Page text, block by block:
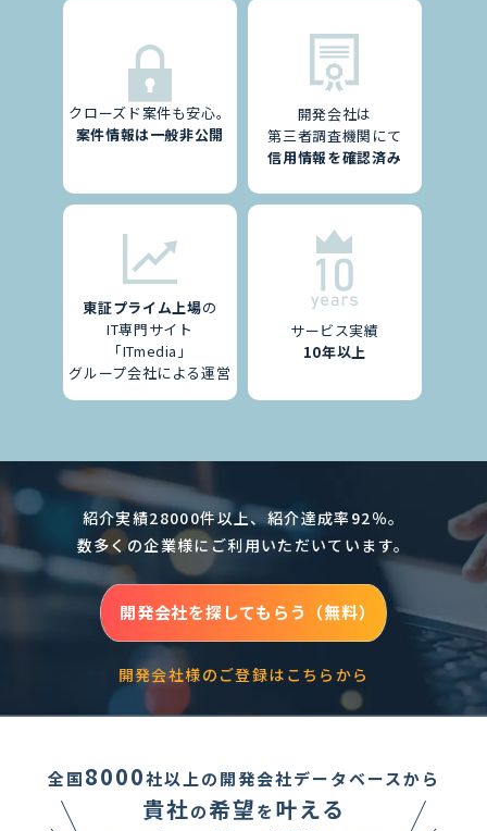
クローズド案件も安心。
案件情報は一般非公開
開発会社は
第三者調査機関にて
信用情報を確認済み
東証プライム上場の
IT専門サイト
「ITmedia」
グループ会社による運営
サービス実績
10年以上
紹介実績28000件以上、紹介達成率92％。
数多くの企業様にご利用いただいています。
開発会社を探してもらう（無料）
開発会社様のご登録はこちらから
全国8000社以上の開発会社データベースから
貴社の希望を叶える